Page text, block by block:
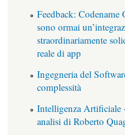
Feedback:
sono ormai
straordinariamente
reale di app
Ingegneria del
complessità
Intelligenza Artificiale
analisi di Roberto